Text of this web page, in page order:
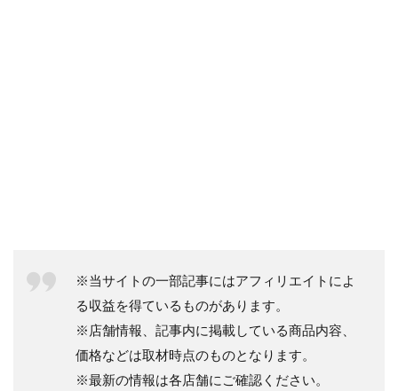
※当サイトの一部記事にはアフィリエイトによ
る収益を得ているものがあります。
※店舗情報、記事内に掲載している商品内容、
価格などは取材時点のものとなります。
※最新の情報は各店舗にご確認ください。